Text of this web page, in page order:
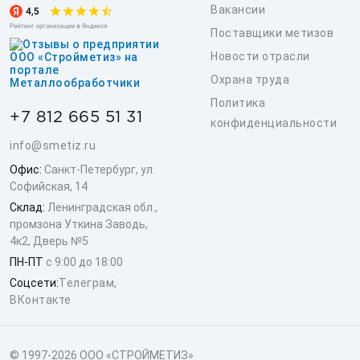
+7 812 665 51 31
info@smetiz.ru
Офис: Санкт-Петербург, ул.
Софийская, 14
Склад: Ленинградская обл.,
промзона Уткина Заводь,
4к2, Дверь №5
ПН-ПТ с 9:00 до 18:00
Соцсети:Телеграм,
ВКонтакте
Вакансии
Поставщики метизов
Новости отрасли
Охрана труда
Политика
конфиденциальности
© 1997-2026 ООО «СТРОЙМЕТИЗ»